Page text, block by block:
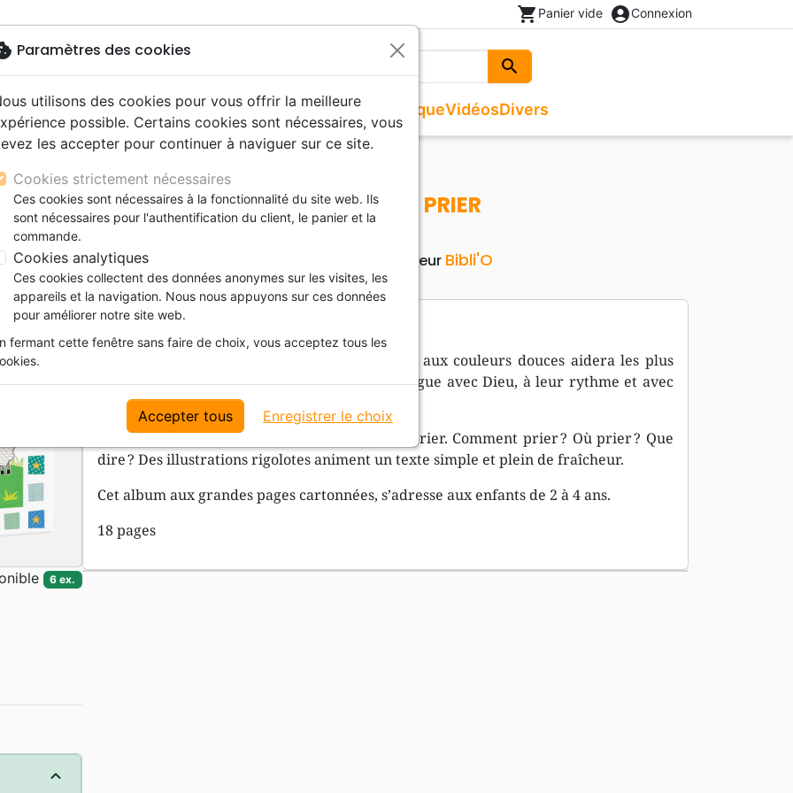
shopping_cart Panier vide account_circleConnexion
search
Rechercher
Nouveautés Bibles
gros caractères
d'étude
de mariage
Nouveaux Testaments
Evangiles et extraits
Bibles langues étrangères
Livres
Audio
Couple, famille, individu
Enfants
Formation
Livres autres langues
Jeunesse
adultes
CD Jeunesse
Musique
CD Isräel
Noël, Musique de fête
CD Enfants
Vidéos
spectacles
conférences
Films, fiction
Histoires vraies, témoignages
Divers
Commerce équitable
Accessoires de Bible
A PRIER
PETIT GUIDE POUR APPRENDRE A PRIER
Référence Editeur Bibli'O
Description Détails du produit
PETIT GUIDE POUR APPRENDRE A PRIER :
Qui a dit que prier était difficile ?. Cet album aux couleurs douces aidera les plus
petits à faire leurs premiers pas dans ce dialogue avec Dieu, à leur rythme et avec
leurs propres mots.
Un album pour encourager les plus jeunes à prier. Comment prier ? Où prier ? Que
dire ? Des illustrations rigolotes animent un texte simple et plein de fraîcheur.
Cet album aux grandes pages cartonnées, s’adresse aux enfants de 2 à 4 ans.
18 pages
6 ex.
Paramètres des cookies
utilisons des cookies pour vous offrir la meilleure
possible. Certains cookies sont nécessaires, vous
les accepter pour continuer à naviguer sur ce site.
Cookies strictement nécessaires
Ces cookies sont nécessaires à la fonctionnalité du site web. Ils
sont nécessaires pour l'authentification du client, le panier et la
commande.
Cookies analytiques
Ces cookies collectent des données anonymes sur les visites, les
appareils et la navigation. Nous nous appuyons sur ces données
pour améliorer notre site web.
fermant cette fenêtre sans faire de choix, vous acceptez tous les
Accepter tous Enregistrer le choix